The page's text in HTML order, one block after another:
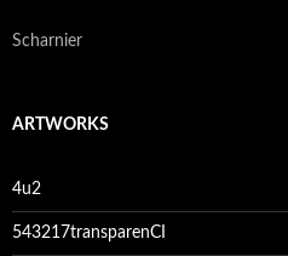
Scharnier
ARTWORKS
4u2
543217transparenCI